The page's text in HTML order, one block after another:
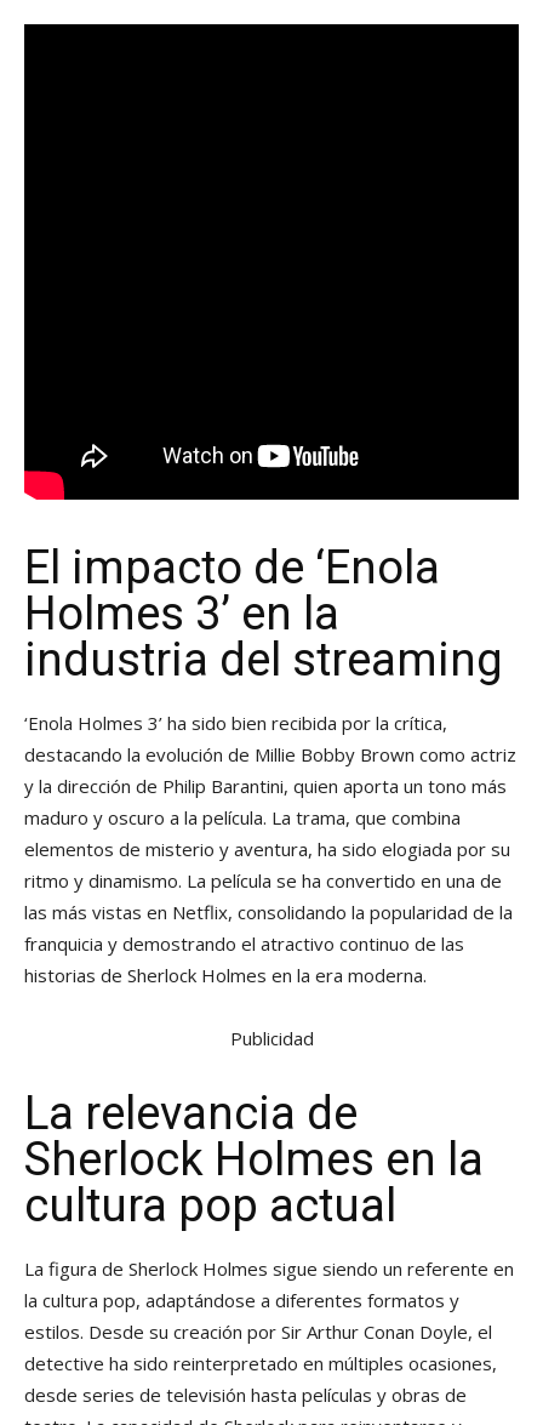
El impacto de ‘Enola
Holmes 3’ en la
industria del streaming
‘Enola Holmes 3’ ha sido bien recibida por la crítica,
destacando la evolución de Millie Bobby Brown como actriz
y la dirección de Philip Barantini, quien aporta un tono más
maduro y oscuro a la película. La trama, que combina
elementos de misterio y aventura, ha sido elogiada por su
ritmo y dinamismo. La película se ha convertido en una de
las más vistas en Netflix, consolidando la popularidad de la
franquicia y demostrando el atractivo continuo de las
historias de Sherlock Holmes en la era moderna.
Publicidad
La relevancia de
Sherlock Holmes en la
cultura pop actual
La figura de Sherlock Holmes sigue siendo un referente en
la cultura pop, adaptándose a diferentes formatos y
estilos. Desde su creación por Sir Arthur Conan Doyle, el
detective ha sido reinterpretado en múltiples ocasiones,
desde series de televisión hasta películas y obras de